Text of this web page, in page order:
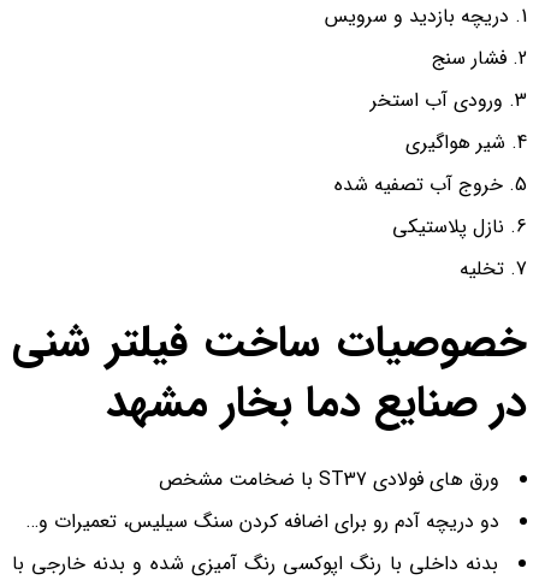
دریچه بازدید و سرویس
فشار سنج
ورودی آب استخر
شیر هواگیری
خروج آب تصفیه شده
نازل پلاستیكی
تخلیه
خصوصیات ساخت فیلتر شنی
در صنایع دما بخار مشهد
ورق های فولادی ST37 با ضخامت مشخص
دو دریچه آدم رو برای اضافه کردن سنگ سیلیس، تعمیرات و…
بدنه داخلی با رنگ اپوکسی رنگ آمیزی شده و بدنه خارجی با